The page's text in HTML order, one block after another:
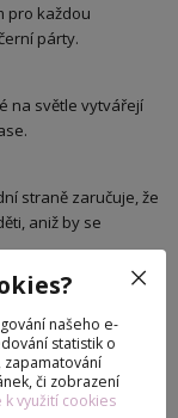
pro každou
párty.
na světle vytvářejí
straně zaručuje, že
aniž by se
zajistí dlouhou
panenek o velikosti
našeho e-
statistik o
či zobrazení
k využití cookies